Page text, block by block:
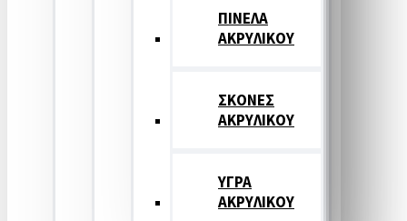
ΠΙΝΕΛΑ
ΑΚΡΥΛΙΚΟΥ
ΣΚΟΝΕΣ
ΑΚΡΥΛΙΚΟΥ
ΥΓΡΑ
ΑΚΡΥΛΙΚΟΥ